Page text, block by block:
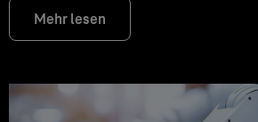
Mehr lesen